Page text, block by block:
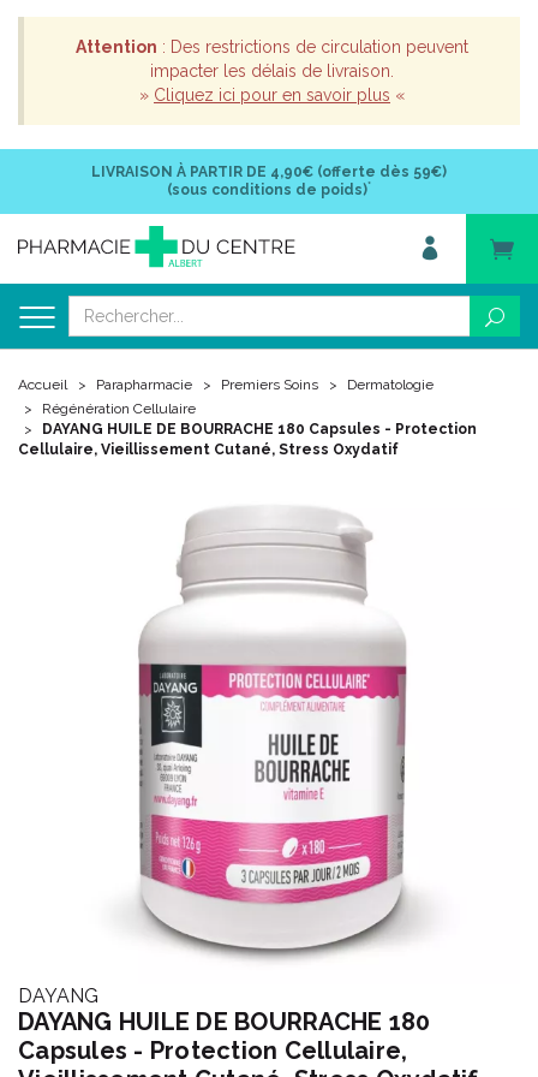
Attention : Des restrictions de circulation peuvent
impacter les délais de livraison.
» Cliquez ici pour en savoir plus «
LIVRAISON À PARTIR DE 4,90€ (offerte dès 59€)
(sous conditions de poids)*
Accueil Parapharmacie Premiers Soins
Dermatologie
Régénération Cellulaire
DAYANG HUILE DE BOURRACHE 180 Capsules - Protection
Cellulaire, Vieillissement Cutané, Stress Oxydatif
DAYANG
DAYANG HUILE DE BOURRACHE 180
Capsules - Protection Cellulaire,